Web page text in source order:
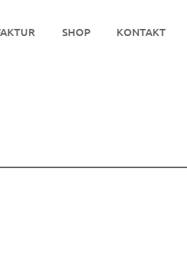
SHOP KONTAKT